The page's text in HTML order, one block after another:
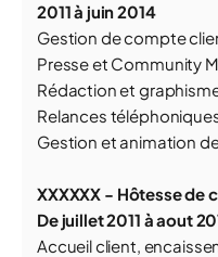
2011 à juin 2014
Gestion de compte
Presse et Community
Rédaction et
Relances
Gestion et animation
XXXXXX - Hôtesse de
De juillet 2011 à aout
Accueil client,